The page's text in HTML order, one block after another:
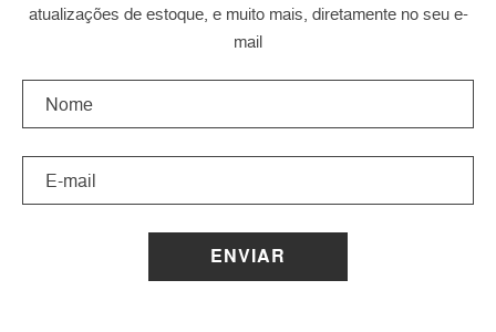
atualizações de estoque, e muito mais, diretamente no seu e-
mail
ENVIAR